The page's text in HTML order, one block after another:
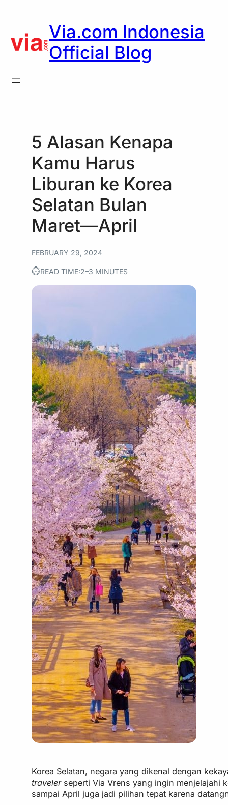
content
Via.com Indonesia
Official Blog
5 Alasan Kenapa
Kamu Harus
Liburan ke Korea
Selatan Bulan
Maret—April
FEBRUARY 29, 2024
⏱︎READ TIME:2–3 MINUTES
Korea Selatan, negara yang dikenal dengan
travelerseperti Via Vrens yang ingin menjelajahi
sampai April juga jadi pilihan tepat karena